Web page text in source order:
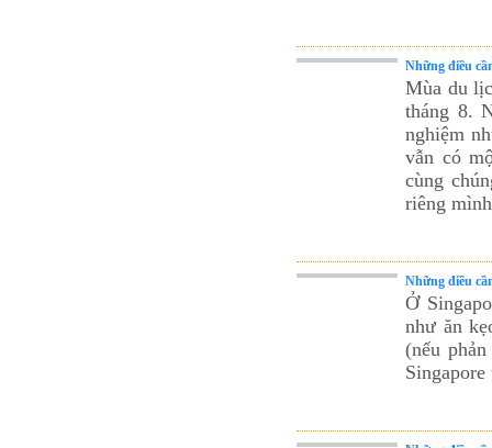
Những điều
Mùa du
tháng 8.
nghiệm
vẫn có
cùng
riêng
Những điều
Ở
như ăn
(nếu